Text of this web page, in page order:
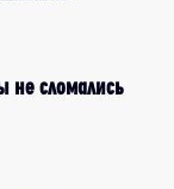
не сломались